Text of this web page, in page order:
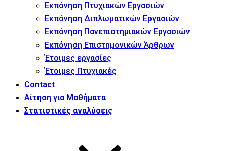
Εκπόνηση Πτυχιακών Εργασιών
Εκπόνηση Διπλωματικών Εργασιών
Εκπόνηση Πανεπιστημιακών Εργασιών
Εκπόνηση Επιστημονικών Άρθρων
Έτοιμες εργασίες
Έτοιμες Πτυχιακές
Contact
Αίτηση για Μαθήματα
Στατιστικές αναλύσεις